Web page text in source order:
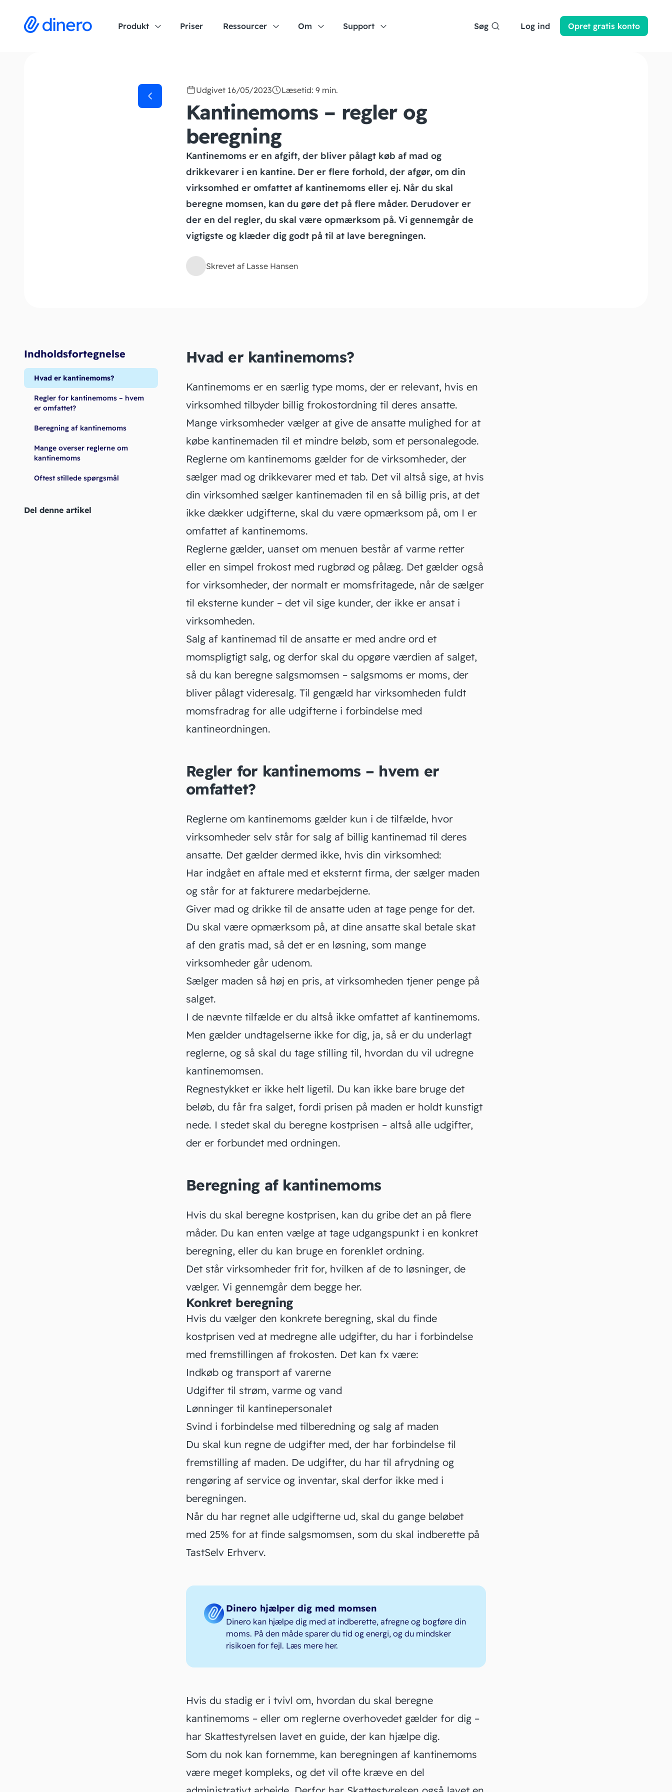
Produkt Priser Ressourcer Om Support Søg Log ind Opret gratis konto
Udgivet 16/05/2023 Læsetid: 9 min.
Kantinemoms – regler og
beregning
Kantinemoms er en afgift, der bliver pålagt køb af mad og
drikkevarer i en kantine. Der er flere forhold, der afgør, om din
virksomhed er omfattet af kantinemoms eller ej. Når du skal
beregne momsen, kan du gøre det på flere måder. Derudover er
der en del regler, du skal være opmærksom på. Vi gennemgår de
vigtigste og klæder dig godt på til at lave beregningen.
Skrevet af Lasse Hansen
Indholdsfortegnelse
Hvad er kantinemoms?
Regler for kantinemoms – hvem
er omfattet?
Beregning af kantinemoms
Mange overser reglerne om
kantinemoms
Oftest stillede spørgsmål
Del denne artikel
Hvad er kantinemoms?
Kantinemoms er en særlig type moms, der er relevant, hvis en
virksomhed tilbyder billig frokostordning til deres ansatte.
Mange virksomheder vælger at give de ansatte mulighed for at
købe kantinemaden til et mindre beløb, som et personalegode.
Reglerne om kantinemoms gælder for de virksomheder, der
sælger mad og drikkevarer med et tab. Det vil altså sige, at hvis
din virksomhed sælger kantinemaden til en så billig pris, at det
ikke dækker udgifterne, skal du være opmærksom på, om I er
omfattet af kantinemoms.
Reglerne gælder, uanset om menuen består af varme retter
eller en simpel frokost med rugbrød og pålæg. Det gælder også
for virksomheder, der normalt er momsfritagede, når de sælger
til eksterne kunder – det vil sige kunder, der ikke er ansat i
virksomheden.
Salg af kantinemad til de ansatte er med andre ord et
momspligtigt salg, og derfor skal du opgøre værdien af salget,
så du kan beregne salgsmomsen – salgsmoms er moms, der
bliver pålagt videresalg. Til gengæld har virksomheden fuldt
momsfradrag for alle udgifterne i forbindelse med
kantineordningen.
Regler for kantinemoms – hvem er
omfattet?
Reglerne om kantinemoms gælder kun i de tilfælde, hvor
virksomheder selv står for salg af billig kantinemad til deres
ansatte. Det gælder dermed ikke, hvis din virksomhed:
Har indgået en aftale med et eksternt firma, der sælger maden
og står for at fakturere medarbejderne.
Giver mad og drikke til de ansatte uden at tage penge for det.
Du skal være opmærksom på, at dine ansatte skal betale skat
af den gratis mad, så det er en løsning, som mange
virksomheder går udenom.
Sælger maden så høj en pris, at virksomheden tjener penge på
salget.
I de nævnte tilfælde er du altså ikke omfattet af kantinemoms.
Men gælder undtagelserne ikke for dig, ja, så er du underlagt
reglerne, og så skal du tage stilling til, hvordan du vil udregne
kantinemomsen.
Regnestykket er ikke helt ligetil. Du kan ikke bare bruge det
beløb, du får fra salget, fordi prisen på maden er holdt kunstigt
nede. I stedet skal du beregne kostprisen – altså alle udgifter,
der er forbundet med ordningen.
Beregning af kantinemoms
Hvis du skal beregne kostprisen, kan du gribe det an på flere
måder. Du kan enten vælge at tage udgangspunkt i en konkret
beregning, eller du kan bruge en forenklet ordning.
Det står virksomheder frit for, hvilken af de to løsninger, de
vælger. Vi gennemgår dem begge her.
Konkret beregning
Hvis du vælger den konkrete beregning, skal du finde
kostprisen ved at medregne alle udgifter, du har i forbindelse
med fremstillingen af frokosten. Det kan fx være:
Indkøb og transport af varerne
Udgifter til strøm, varme og vand
Lønninger til kantinepersonalet
Svind i forbindelse med tilberedning og salg af maden
Du skal kun regne de udgifter med, der har forbindelse til
fremstilling af maden. De udgifter, du har til afrydning og
rengøring af service og inventar, skal derfor ikke med i
beregningen.
Når du har regnet alle udgifterne ud, skal du gange beløbet
med 25% for at finde salgsmomsen, som du skal indberette på
TastSelv Erhverv.
Dinero hjælper dig med momsen
Dinero kan hjælpe dig med at indberette, afregne og bogføre din
moms. På den måde sparer du tid og energi, og du mindsker
risikoen for fejl. Læs mere her.
Hvis du stadig er i tvivl om, hvordan du skal beregne
kantinemoms – eller om reglerne overhovedet gælder for dig –
har Skattestyrelsen lavet en guide, der kan hjælpe dig.
Som du nok kan fornemme, kan beregningen af kantinemoms
være meget kompleks, og det vil ofte kræve en del